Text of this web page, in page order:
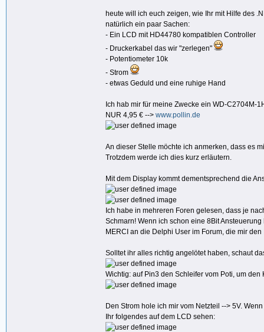
heute will ich euch zeigen, wie Ihr mit Hilfe des
natürlich ein paar Sachen:
- Ein LCD mit HD44780 kompatiblen Controller
- Druckerkabel das wir "zerlegen"
- Potentiometer 10k
- Strom
- etwas Geduld und eine ruhige Hand
Ich hab mir für meine Zwecke ein WD-C2704M-
NUR 4,95 € --> www.pollin.de
An dieser Stelle möchte ich anmerken, dass es
Trotzdem werde ich dies kurz erläutern.
Mit dem Display kommt dementsprechend die
Ich habe in mehreren Foren gelesen, dass je
Schmarn! Wenn ich schon eine 8Bit
MERCI an die Delphi User im Forum, die mir
Solltet ihr alles richtig angelötet haben, schaut
Wichtig: auf Pin3 den Schleifer vom Poti, um
Den Strom hole ich mir vom Netzteil --> 5V.
Ihr folgendes auf dem LCD sehen: